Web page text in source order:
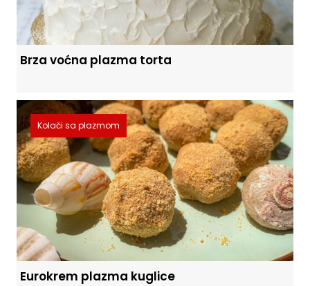
Brza voćna plazma torta
Kolači sa plazmom
Eurokrem plazma kuglice